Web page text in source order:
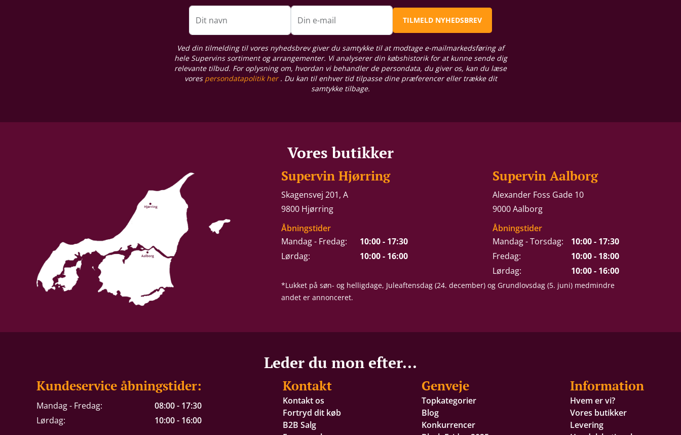
Dit navn Din e-mail TILMELD NYHEDSBREV
Ved din tilmelding til vores nyhedsbrev giver du samtykke til at modtage e-mailmarkedsføring af
hele Supervins sortiment og arrangementer. Vi analyserer din købshistorik for at kunne sende dig
relevante tilbud. For oplysning om, hvordan vi behandler de persondata, du giver os, kan du læse
vores persondatapolitik her. Du kan til enhver tid tilpasse dine præferencer eller trække dit
samtykke tilbage.
Vores butikker
Supervin Hjørring
Skagensvej 201, A
9800 Hjørring
Åbningstider
Mandag - Fredag:
10:00 - 17:30
Lørdag:
10:00 - 16:00
Supervin Aalborg
Alexander Foss Gade 10
9000 Aalborg
Åbningstider
Mandag - Torsdag:
10:00 - 17:30
Fredag:
10:00 - 18:00
Lørdag:
10:00 - 16:00
*Lukket på søn- og helligdage, Juleaftensdag (24. december) og Grundlovsdag (5. juni) medmindre
andet er annonceret.
Leder du mon efter...
Kundeservice åbningstider:
Mandag - Fredag:
08:00 - 17:30
Lørdag:
10:00 - 16:00
Kontakt
Kontakt os
Fortryd dit køb
B2B Salg
Genveje
Topkategorier
Blog
Konkurrencer
Information
Hvem er vi?
Vores butikker
Levering